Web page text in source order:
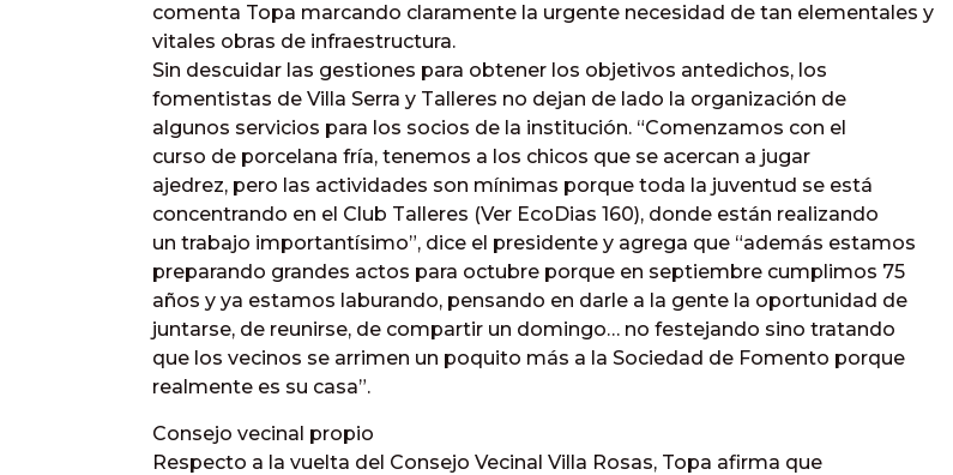
comenta Topa marcando claramente la urgente necesidad de tan elementales y
vitales obras de infraestructura.
Sin descuidar las gestiones para obtener los objetivos antedichos, los
fomentistas de Villa Serra y Talleres no dejan de lado la organización de
algunos servicios para los socios de la institución. “Comenzamos con el
curso de porcelana fría, tenemos a los chicos que se acercan a jugar
ajedrez, pero las actividades son mínimas porque toda la juventud se está
concentrando en el Club Talleres (Ver EcoDias 160), donde están realizando
un trabajo importantísimo”, dice el presidente y agrega que “además estamos
preparando grandes actos para octubre porque en septiembre cumplimos 75
años y ya estamos laburando, pensando en darle a la gente la oportunidad de
juntarse, de reunirse, de compartir un domingo… no festejando sino tratando
que los vecinos se arrimen un poquito más a la Sociedad de Fomento porque
realmente es su casa”.
Consejo vecinal propio
Respecto a la vuelta del Consejo Vecinal Villa Rosas, Topa afirma que